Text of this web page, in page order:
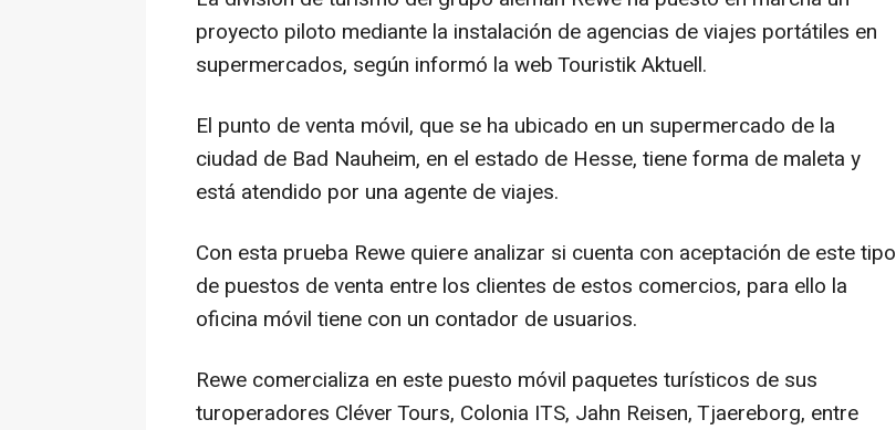
proyecto piloto mediante la instalación de agencias de viajes portátiles en
supermercados, según informó la web Touristik Aktuell.
El punto de venta móvil, que se ha ubicado en un supermercado de la
ciudad de Bad Nauheim, en el estado de Hesse, tiene forma de maleta y
está atendido por una agente de viajes.
Con esta prueba Rewe quiere analizar si cuenta con aceptación de este tipo
de puestos de venta entre los clientes de estos comercios, para ello la
oficina móvil tiene con un contador de usuarios.
Rewe comercializa en este puesto móvil paquetes turísticos de sus
turoperadores Cléver Tours, Colonia ITS, Jahn Reisen, Tjaereborg, entre